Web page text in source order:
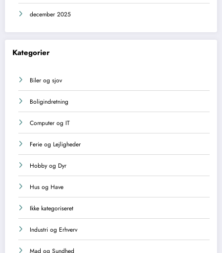
december 2025
Kategorier
Biler og sjov
Boligindretning
Computer og IT
Ferie og Lejligheder
Hobby og Dyr
Hus og Have
Ikke kategoriseret
Industri og Erhverv
Mad og Sundhed